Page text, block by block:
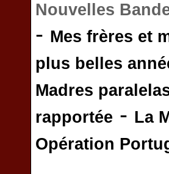
Nouvelles
- Mes frères et
plus belles
Madres
rapportée - La
Opération